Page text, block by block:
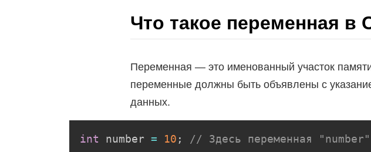
Что такое переменная в
Переменная — это именованный участок
переменные должны быть объявлены с
данных.
int number = 10 ; // Здесь переменная